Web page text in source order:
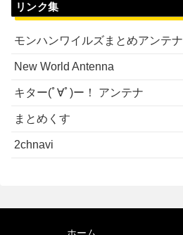
リンク集
モンハンワイルズまとめアンテナ
New World Antenna
キター(ﾟ∀ﾟ)ー！ アンテナ
まとめくす
2chnavi
ホーム